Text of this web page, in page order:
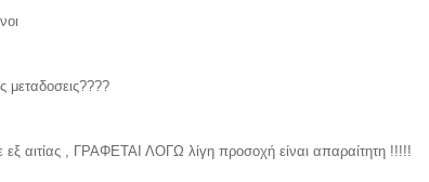
μεταδοσεις????
εξ αιτίας , ΓΡΑΦΕΤΑΙ ΛΟΓΩ λίγη προσοχή είναι απαραίτητη !!!!!